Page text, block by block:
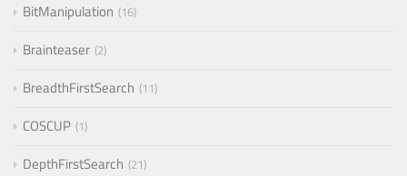
BitManipulation 16
Brainteaser 2
BreadthFirstSearch 11
COSCUP 1
DepthFirstSearch 21